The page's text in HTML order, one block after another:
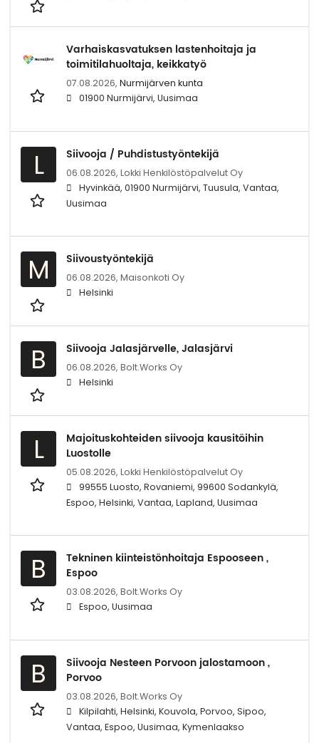
Varhaiskasvatuksen lastenhoitaja ja
toimitilahuoltaja, keikkatyö
07.08.2026, Nurmijärven kunta
01900 Nurmijärvi, Uusimaa
L Siivooja / Puhdistustyöntekijä
06.08.2026, Lokki Henkilöstöpalvelut Oy
Hyvinkää, 01900 Nurmijärvi, Tuusula, Vantaa,
Uusimaa
M Siivoustyöntekijä
06.08.2026, Maisonkoti Oy
Helsinki
B Siivooja Jalasjärvelle, Jalasjärvi
06.08.2026, Bolt.Works Oy
Helsinki
L
Majoituskohteiden siivooja kausitöihin
Luostolle
05.08.2026, Lokki Henkilöstöpalvelut Oy
99555 Luosto, Rovaniemi, 99600 Sodankylä,
Espoo, Helsinki, Vantaa, Lapland, Uusimaa
B
Tekninen kiinteistönhoitaja Espooseen ,
Espoo
03.08.2026, Bolt.Works Oy
Espoo, Uusimaa
B
Siivooja Nesteen Porvoon jalostamoon ,
Porvoo
03.08.2026, Bolt.Works Oy
Kilpilahti, Helsinki, Kouvola, Porvoo, Sipoo,
Vantaa, Espoo, Uusimaa, Kymenlaakso